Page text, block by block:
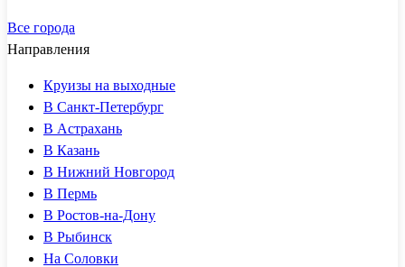
Все города
Направления
Круизы на выходные
В Санкт-Петербург
В Астрахань
В Казань
В Нижний Новгород
В Пермь
В Ростов-на-Дону
В Рыбинск
На Соловки